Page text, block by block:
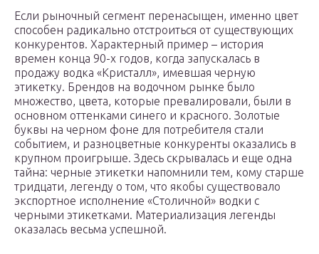
Если рыночный сегмент перенасыщен, именно цвет
способен радикально отстроиться от существующих
конкурентов. Характерный пример – история
времен конца 90-х годов, когда запускалась в
продажу водка «Кристалл», имевшая черную
этикетку. Брендов на водочном рынке было
множество, цвета, которые превалировали, были в
основном оттенками синего и красного. Золотые
буквы на черном фоне для потребителя стали
событием, и разноцветные конкуренты оказались в
крупном проигрыше. Здесь скрывалась и еще одна
тайна: черные этикетки напомнили тем, кому старше
тридцати, легенду о том, что якобы существовало
экспортное исполнение «Столичной» водки с
черными этикетками. Материализация легенды
оказалась весьма успешной.